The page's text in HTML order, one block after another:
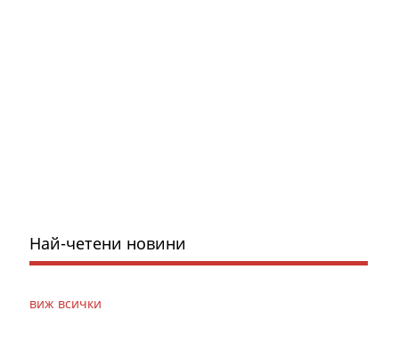
Най-четени новини
виж всички